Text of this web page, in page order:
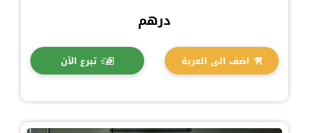
درهم
اضف الى العربة تبرع الآن